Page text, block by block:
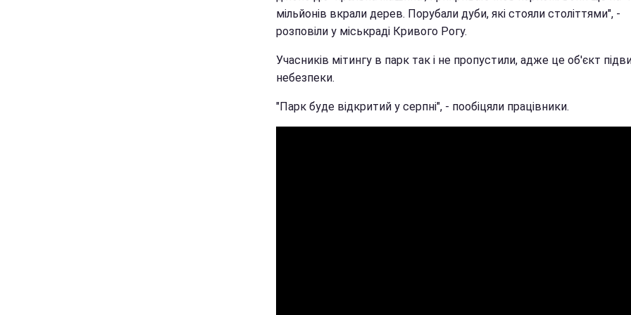
мільйонів вкрали дерев. Порубали дуби, які стояли століттями", -
розповіли у міськраді Кривого Рогу.
Учасників мітингу в парк так і не пропустили, адже це об'єкт
небезпеки.
"Парк буде відкритий у серпні", - пообіцяли працівники.